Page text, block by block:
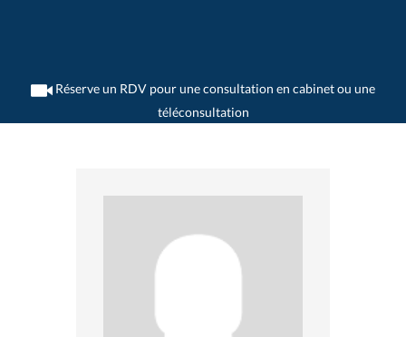
Réserve un RDV pour une consultation en cabinet ou une
téléconsultation
>Généralistes>Wynigen>Dr. Matthias Wildbolz>Consultation avec Dr. Matthias